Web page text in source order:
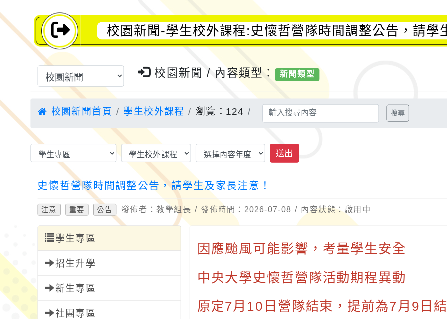
校園新聞-學生校外課程:史懷哲營隊時間調整公告，請學
校園新聞 / 內容類型： 新聞類型
校園新聞首頁 學生校外課程 瀏覽：124 搜尋
送出
史懷哲營隊時間調整公告，請學生及家長注意！
注意 重要 公告 發佈者：教學組長 / 發佈時間：2026-07-08 / 內容狀態：啟用中
學生專區
招生升學
新生專區
社團專區
因應颱風可能影響，考量學生安全
中央大學史懷哲營隊活動期程異動
原定7月10日營隊結束，提前為7月9日